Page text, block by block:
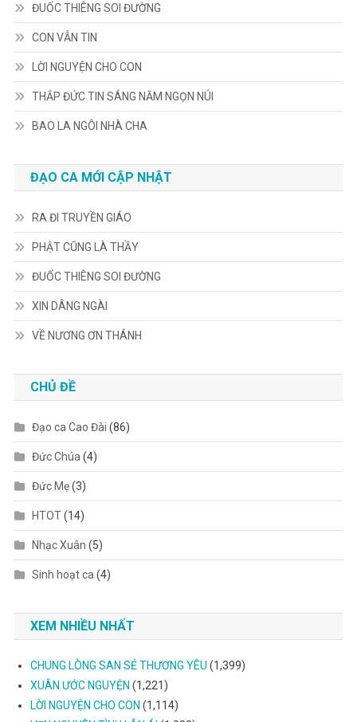
ĐUỐC THIÊNG SOI ĐƯỜNG
CON VẪN TIN
LỜI NGUYỆN CHO CON
THẮP ĐỨC TIN SÁNG NĂM NGỌN NÚI
BAO LA NGÔI NHÀ CHA
ĐẠO CA MỚI CẬP NHẬT
RA ĐI TRUYỀN GIÁO
PHẬT CŨNG LÀ THẦY
ĐUỐC THIÊNG SOI ĐƯỜNG
XIN DÂNG NGÀI
VỀ NƯƠNG ƠN THÁNH
CHỦ ĐỀ
Đạo ca Cao Đài (86)
Đức Chúa (4)
Đức Mẹ(3)
HTOT(14)
Nhạc Xuân (5)
Sinh hoạt ca (4)
XEM NHIỀU NHẤT
CHUNG LÒNG SAN SẺ THƯƠNG YÊU (1,399)
XUÂN ƯỚC NGUYỆN (1,221)
LỜI NGUYỆN CHO CON (1,114)